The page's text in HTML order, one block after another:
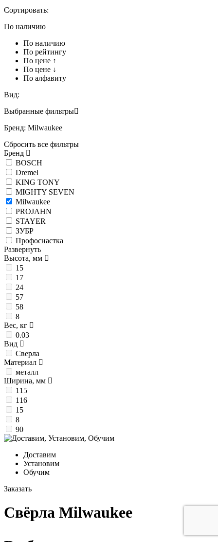
Сортировать:
По наличию
По наличию
По рейтингу
По цене ↑
По цене ↓
По алфавиту
Вид:
Выбранные фильтры
Бренд: Milwaukee
Сбросить все фильтры
Бренд
BOSCH
Dremel
KING TONY
MIGHTY SEVEN
Milwaukee
PROJAHN
STAYER
ЗУБР
Профоснастка
Развернуть
Высота, мм
15
17
24
57
58
8
Вес, кг
0.03
Вид
Сверла
Материал
металл
Ширина, мм
115
116
15
8
90
Доставим
Установим
Обучим
Заказать
Свёрла Milwaukee